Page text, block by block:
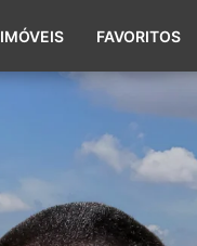
IMÓVEIS FAVORITOS